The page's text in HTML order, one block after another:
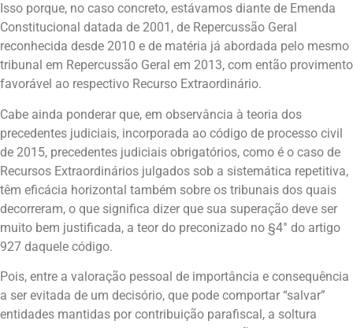
Isso porque, no caso concreto, estávamos diante de Emenda
Constitucional datada de 2001, de Repercussão Geral
reconhecida desde 2010 e de matéria já abordada pelo mesmo
tribunal em Repercussão Geral em 2013, com então provimento
favorável ao respectivo Recurso Extraordinário.
Cabe ainda ponderar que, em observância à teoria dos
precedentes judiciais, incorporada ao código de processo civil
de 2015, precedentes judiciais obrigatórios, como é o caso de
Recursos Extraordinários julgados sob a sistemática repetitiva,
têm eficácia horizontal também sobre os tribunais dos quais
decorreram, o que significa dizer que sua superação deve ser
muito bem justificada, a teor do preconizado no §4° do artigo
927 daquele código.
Pois, entre a valoração pessoal de importância e consequência
a ser evitada de um decisório, que pode comportar “salvar”
entidades mantidas por contribuição parafiscal, a soltura